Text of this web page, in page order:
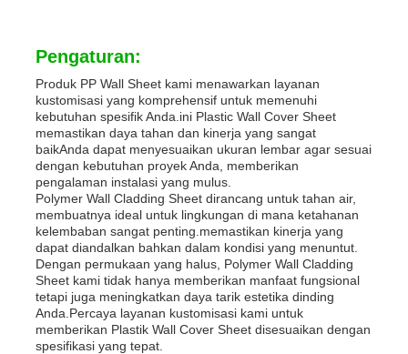
Pengaturan:
Produk PP Wall Sheet kami menawarkan layanan
kustomisasi yang komprehensif untuk memenuhi
kebutuhan spesifik Anda.ini Plastic Wall Cover Sheet
memastikan daya tahan dan kinerja yang sangat
baikAnda dapat menyesuaikan ukuran lembar agar sesuai
dengan kebutuhan proyek Anda, memberikan
pengalaman instalasi yang mulus.
Polymer Wall Cladding Sheet dirancang untuk tahan air,
membuatnya ideal untuk lingkungan di mana ketahanan
kelembaban sangat penting.memastikan kinerja yang
dapat diandalkan bahkan dalam kondisi yang menuntut.
Dengan permukaan yang halus, Polymer Wall Cladding
Sheet kami tidak hanya memberikan manfaat fungsional
tetapi juga meningkatkan daya tarik estetika dinding
Anda.Percaya layanan kustomisasi kami untuk
memberikan Plastik Wall Cover Sheet disesuaikan dengan
spesifikasi yang tepat.